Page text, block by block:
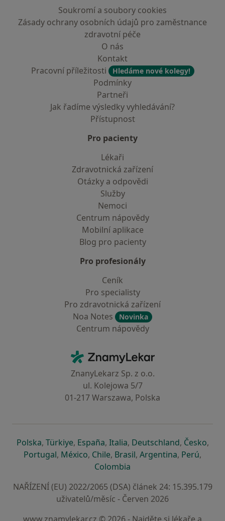
Soukromí a soubory cookies
Zásady ochrany osobních údajů pro zaměstnance
zdravotní péče
O nás
Kontakt
Pracovní příležitosti
Hledáme nové kolegy!
Podmínky
Partneři
Jak řadíme výsledky vyhledávání?
Přístupnost
Pro pacienty
Lékaři
Zdravotnická zařízení
Otázky a odpovědi
Služby
Nemoci
Centrum nápovědy
Mobilní aplikace
Blog pro pacienty
Pro profesionály
Ceník
Pro specialisty
Pro zdravotnická zařízení
Noa Notes
Novinka
Centrum nápovědy
ZnamyLekar - Hlavní stránka
ZnanyLekarz Sp. z o.o.
ul. Kolejowa 5/7
01-217 Warszawa, Polska
Polskase otevře v nové záložce
, Türkiyese otevře v nové záložce
, Españase otevře v nové záložce
, Italiase otevře v nové záložce
, Deutschlandse otevře v
, Českose
,
Portugalse otevře v nové záložce
, Méxicose otevře v nové záložce
, Chilese otevře v nové záložce
, Brasilse otevře v nové
, Argentinase otevře v
, Perúse
,
Colombia
NAŘÍZENÍ (EU) 2022/2065 (DSA) článek 24: 15.395.179
uživatelů/měsíc - Červen 2026